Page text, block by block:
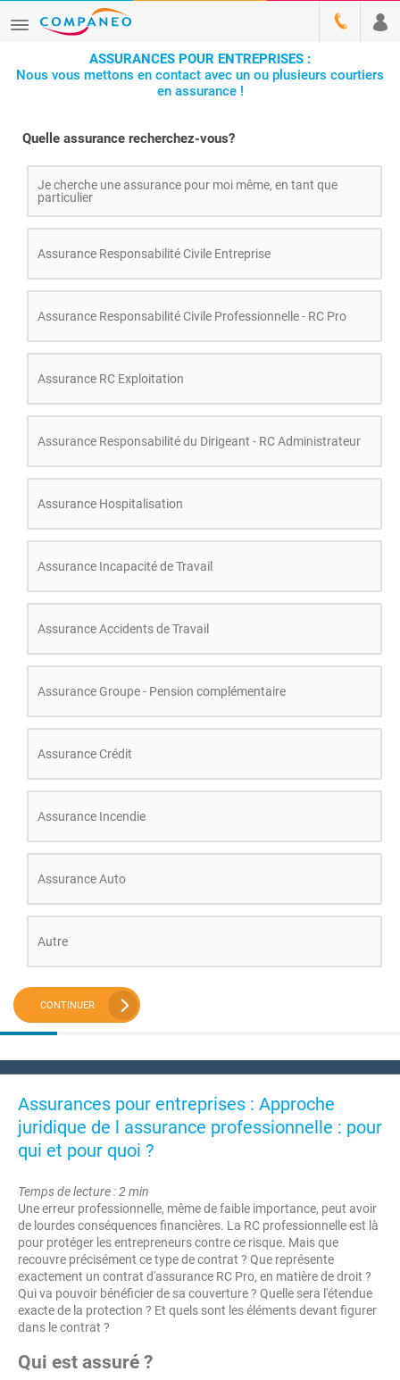
ASSURANCES POUR ENTREPRISES :
Nous vous mettons en contact avec un ou plusieurs courtiers
en assurance !
Quelle assurance recherchez-vous?
Je cherche une assurance pour moi même, en tant que
particulier
Assurance Responsabilité Civile Entreprise
Assurance Responsabilité Civile Professionnelle - RC Pro
Assurance RC Exploitation
Assurance Responsabilité du Dirigeant - RC Administrateur
Assurance Hospitalisation
Assurance Incapacité de Travail
Assurance Accidents de Travail
Assurance Groupe - Pension complémentaire
Assurance Crédit
Assurance Incendie
Assurance Auto
Autre
CONTINUER
Assurances pour entreprises : Approche
juridique de l assurance professionnelle : pour
qui et pour quoi ?
Temps de lecture : 2 min
Une erreur professionnelle, même de faible importance, peut avoir
de lourdes conséquences financières. La RC professionnelle est là
pour protéger les entrepreneurs contre ce risque. Mais que
recouvre précisément ce type de contrat ? Que représente
exactement un contrat d'assurance RC Pro, en matière de droit ?
Qui va pouvoir bénéficier de sa couverture ? Quelle sera l'étendue
exacte de la protection ? Et quels sont les éléments devant figurer
dans le contrat ?
Qui est assuré ?